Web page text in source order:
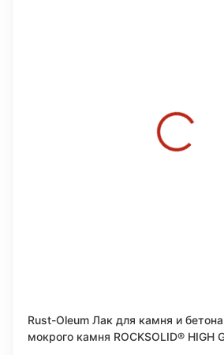
Rust-Oleum Лак для камня и
мокрого камня ROCKSOLID® HIGH